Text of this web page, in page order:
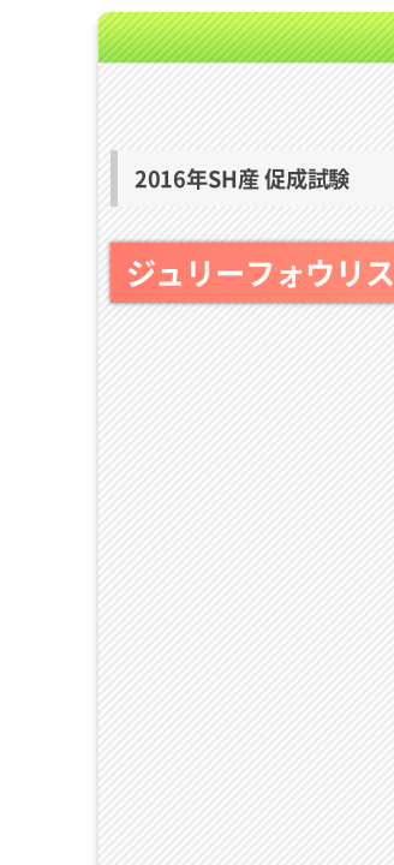
2016年SH産 促成試験
ジュリーフォウリス